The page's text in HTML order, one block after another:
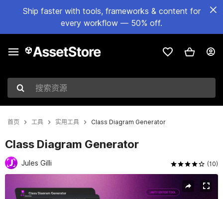
Ship faster with tools, frameworks & content for
every workflow — 50% off.
搜索资源
首页 工具 实用工具 Class Diagram Generator
Class Diagram Generator
Jules Gilli (10)